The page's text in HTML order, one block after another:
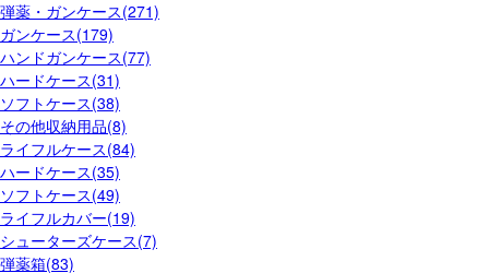
弾薬・ガンケース(271)
ガンケース(179)
ハンドガンケース(77)
ハードケース(31)
ソフトケース(38)
その他収納用品(8)
ライフルケース(84)
ハードケース(35)
ソフトケース(49)
ライフルカバー(19)
シューターズケース(7)
弾薬箱(83)